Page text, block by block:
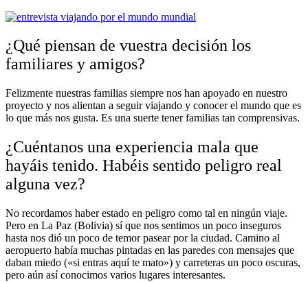
¿Qué piensan de vuestra decisión los
familiares y amigos?
Felizmente nuestras familias siempre nos han apoyado en nuestro
proyecto y nos alientan a seguir viajando y conocer el mundo que es
lo que más nos gusta. Es una suerte tener familias tan comprensivas.
¿Cuéntanos una experiencia mala que
hayáis tenido. Habéis sentido peligro real
alguna vez?
No recordamos haber estado en peligro como tal en ningún viaje.
Pero en La Paz (Bolivia) sí que nos sentimos un poco inseguros
hasta nos dió un poco de temor pasear por la ciudad. Camino al
aeropuerto había muchas pintadas en las paredes con mensajes que
daban miedo («si entras aquí te mato») y carreteras un poco oscuras,
pero aún así conocimos varios lugares interesantes.